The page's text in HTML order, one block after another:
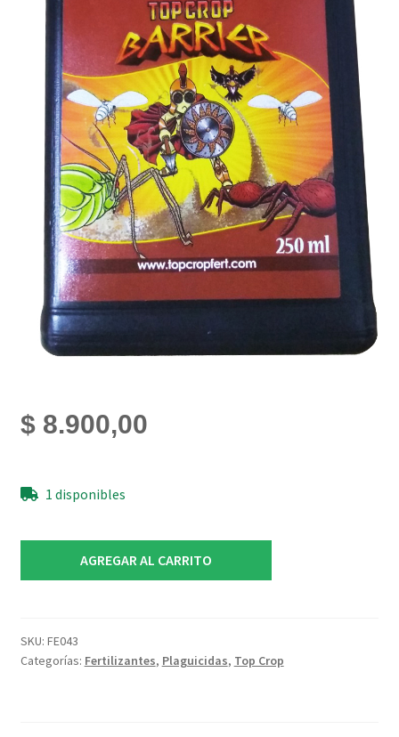
$8.900,00
1 disponibles
x250ml
cantidad
AGREGAR AL CARRITO
SKU: FE043
Categorías: Fertilizantes, Plaguicidas, Top Crop